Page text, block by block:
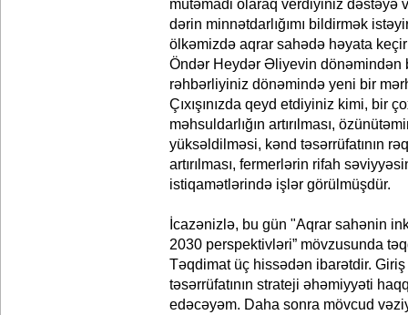
mütəmadi olaraq verdiyiniz dəstəyə
dərin minnətdarlığımı bildirmək
ölkəmizdə aqrar sahədə həyata
Öndər Heydər Əliyevin dönəmindən
rəhbərliyiniz dönəmində yeni bir
Çıxışınızda qeyd etdiyiniz kimi, bir
məhsuldarlığın artırılması,
yüksəldilməsi, kənd təsərrüfatının
artırılması, fermerlərin rifah
istiqamətlərində işlər görülmüşdür.
İcazənizlə, bu gün "Aqrar sahənin
2030 perspektivləri” mövzusunda
Təqdimat üç hissədən ibarətdir.
təsərrüfatının strateji əhəmiyyəti
edəcəyəm. Daha sonra mövcud